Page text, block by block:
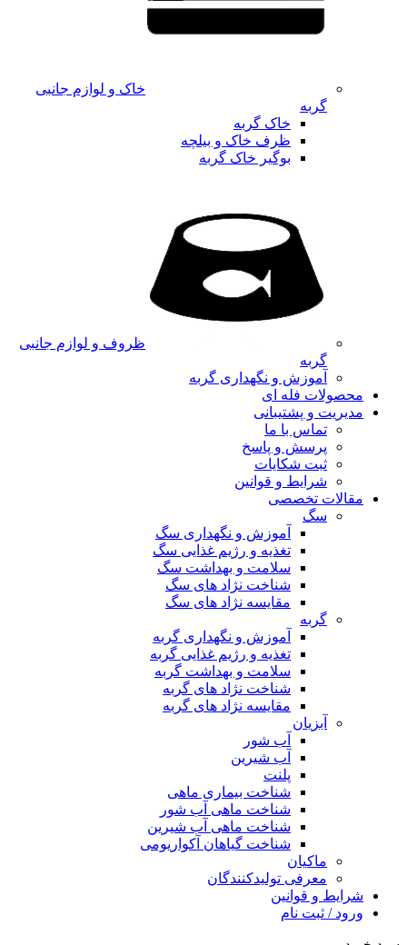
خاک و لوازم جانبی
گربه
خاک گربه
ظرف خاک و بیلچه
بوگیر خاک گربه
ظروف و لوازم جانبی
گربه
آموزش و نگهداری گربه
محصولات فله ای
مدیریت و پشتیبانی
تماس با ما
پرسش و پاسخ
ثبت شکایات
شرایط و قوانین
مقالات تخصصی
سگ
آموزش و نگهداری سگ
تغذیه و رژیم غذایی سگ
سلامت و بهداشت سگ
شناخت نژاد های سگ
مقایسه نژاد های سگ
گربه
آموزش و نگهداری گربه
تغذیه و رژیم غذایی گربه
سلامت و بهداشت گربه
شناخت نژاد های گربه
مقایسه نژاد های گربه
آبزیان
آب شور
آب شیرین
پلنت
شناخت بیماری ماهی
شناخت ماهی آب شور
شناخت ماهی آب شیرین
شناخت گیاهان آکواریومی
ماکیان
معرفی تولیدکنندگان
شرایط و قوانین
ورود / ثبت نام